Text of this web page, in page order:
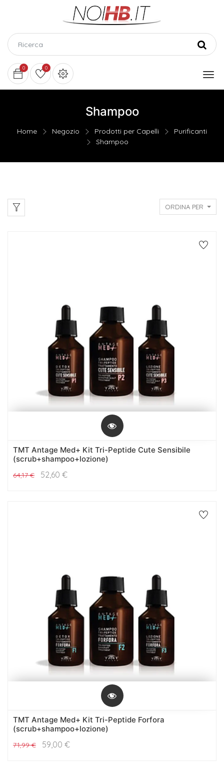
0 0
Shampoo
Home Negozio Prodotti per Capelli
Purificanti
Shampoo
ORDINA PER
TMT Antage Med+ Kit Tri-Peptide Cute Sensibile
(scrub+shampoo+lozione)
64,17€ 52,60 €
TMT Antage Med+ Kit Tri-Peptide Forfora
(scrub+shampoo+lozione)
71,99€ 59,00 €